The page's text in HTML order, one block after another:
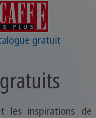
gratuit
les inspirations de